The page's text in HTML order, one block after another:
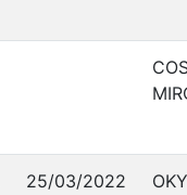
25/03/2022